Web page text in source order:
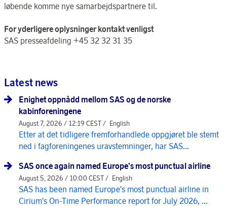
løbende komme nye samarbejdspartnere til.
For yderligere oplysninger kontakt venligst
SAS presseafdeling +45 32 32 31 35
Latest news
Enighet oppnådd mellom SAS og de norske
kabinforeningene
August 7, 2026 / 12:19 CEST / English
Etter at det tidligere fremforhandlede oppgjøret ble stemt
ned i fagforeningenes uravstemninger, har SAS...
SAS once again named Europe's most punctual airline
August 5, 2026 / 10:00 CEST / English
SAS has been named Europe's most punctual airline in
Cirium's On-Time Performance report for July 2026, ...